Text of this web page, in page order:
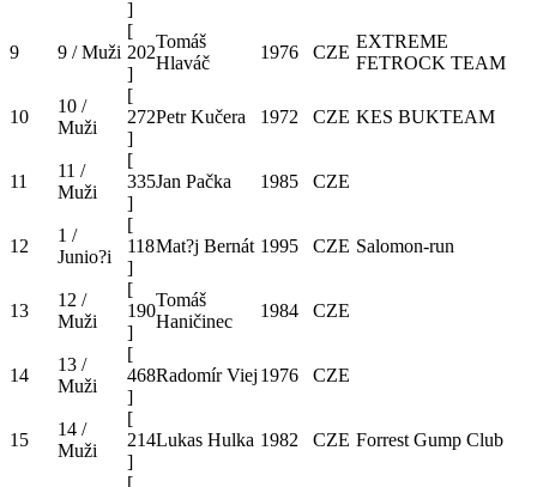
]
9 9 / Muži
[
202
]
Tomáš
Hlaváč
1976 CZE
EXTREME
FETROCK TEAM
10
10 /
Muži
[
272
]
Petr Kučera 1972 CZE KES BUKTEAM
11
11 /
Muži
[
335
]
Jan Pačka 1985 CZE
12
1 /
Junio?i
[
118
]
Mat?j Bernát 1995 CZE Salomon-run
13
12 /
Muži
[
190
]
Tomáš
Haničinec
1984 CZE
14
13 /
Muži
[
468
]
Radomír Viej 1976 CZE
15
14 /
Muži
[
214
]
Lukas Hulka 1982 CZE Forrest Gump Club
[